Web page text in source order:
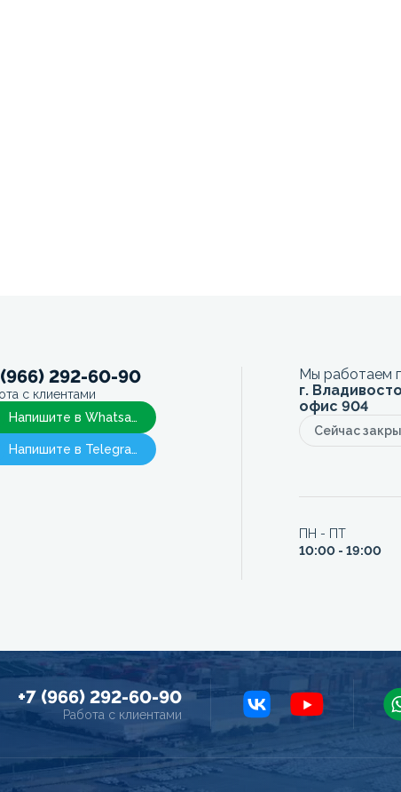
(966) 292-60-90
с клиентами
Напишите в Whatsapp
Напишите в Telegram
Мы работаем
г.
офис 904
Сейчас
ПН - ПТ
10:00 - 19:00
+7 (966) 292-60-90
Работа с клиентами